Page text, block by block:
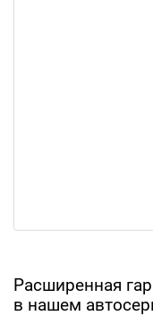
Расширенная
в нашем